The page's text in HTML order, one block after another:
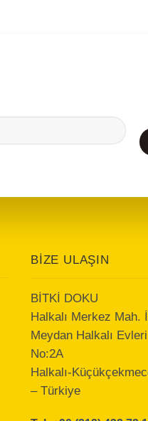
BIZE ULAŞIN
BİTKİ DOKU
Halkalı Merkez Mah.
Meydan Halkalı
No:2A
Halkalı-
– Türkiye